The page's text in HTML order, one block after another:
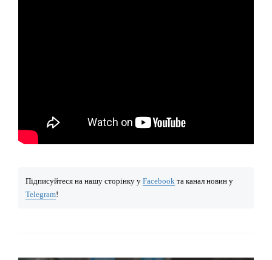
Підписуйтеся на нашу сторінку у Facebook та канал новин у
Telegram!